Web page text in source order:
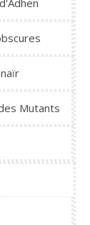
Mutants